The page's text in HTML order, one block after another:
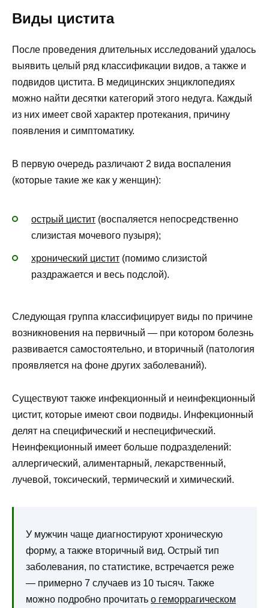
Виды цистита
После проведения длительных исследований удалось
выявить целый ряд классификации видов, а также и
подвидов цистита. В медицинских энциклопедиях
можно найти десятки категорий этого недуга. Каждый
из них имеет свой характер протекания, причину
появления и симптоматику.
В первую очередь различают 2 вида воспаления
(которые такие же как у женщин):
острый цистит (воспаляется непосредственно
слизистая мочевого пузыря);
хронический цистит (помимо слизистой
раздражается и весь подслой).
Следующая группа классифицирует виды по причине
возникновения на первичный — при котором болезнь
развивается самостоятельно, и вторичный (патология
проявляется на фоне других заболеваний).
Существуют также инфекционный и неинфекционный
цистит, которые имеют свои подвиды. Инфекционный
делят на специфический и неспецифический.
Неинфекционный имеет больше подразделений:
аллергический, алиментарный, лекарственный,
лучевой, токсический, термический и химический.
У мужчин чаще диагностируют хроническую
форму, а также вторичный вид. Острый тип
заболевания, по статистике, встречается реже
— примерно 7 случаев из 10 тысяч. Также
можно подробно прочитать о геморрагическом